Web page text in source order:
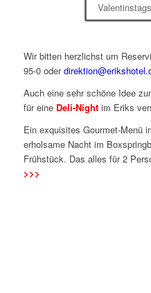
Wir bitten herzlichst um
95-0 oder
Auch eine sehr schöne Idee
für eine Deli-Nightim Eriks
Ein exquisites Gourmet-Menü
erholsame Nacht im
Frühstück. Das alles für 2
>>>